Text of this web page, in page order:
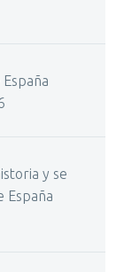
y se
España